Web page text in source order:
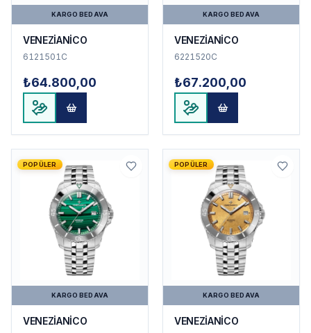
KARGO BEDAVA
VENEZİANİCO
6121501C
₺64.800,00
KARGO BEDAVA
VENEZİANİCO
6221520C
₺67.200,00
POPÜLER
KARGO BEDAVA
VENEZİANİCO
POPÜLER
KARGO BEDAVA
VENEZİANİCO